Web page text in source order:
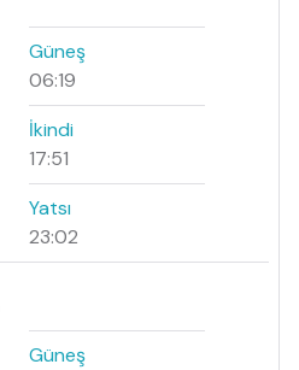
Güneş
06:19
İkindi
17:51
Yatsı
23:02
Güneş